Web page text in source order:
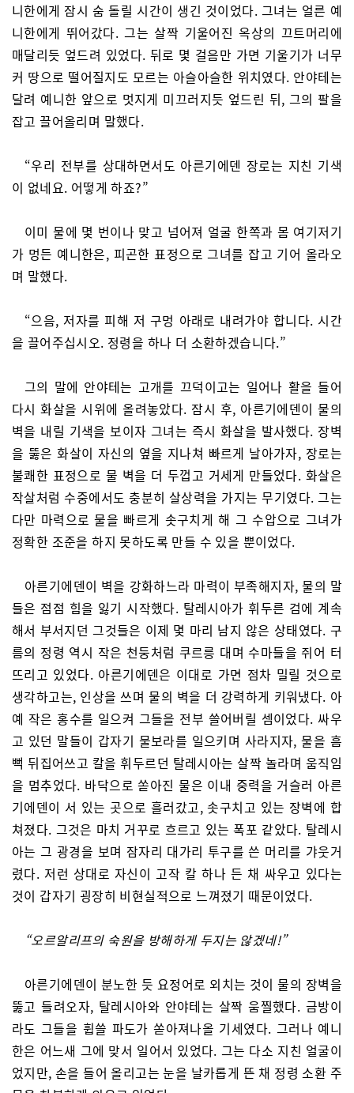
니한에게 잠시 숨 돌릴 시간이 생긴 것이었다. 그녀는 얼른 예
니한에게 뛰어갔다. 그는 살짝 기울어진 옥상의 끄트머리에
매달리듯 엎드려 있었다. 뒤로 몇 걸음만 가면 기울기가 너무
커 땅으로 떨어질지도 모르는 아슬아슬한 위치였다. 안야테는
달려 예니한 앞으로 멋지게 미끄러지듯 엎드린 뒤, 그의 팔을
잡고 끌어올리며 말했다.
“우리 전부를 상대하면서도 아른기에덴 장로는 지친 기색
이 없네요. 어떻게 하죠?”
이미 물에 몇 번이나 맞고 넘어져 얼굴 한쪽과 몸 여기저기
가 멍든 예니한은, 피곤한 표정으로 그녀를 잡고 기어 올라오
며 말했다.
“으음, 저자를 피해 저 구멍 아래로 내려가야 합니다. 시간
을 끌어주십시오. 정령을 하나 더 소환하겠습니다.”
그의 말에 안야테는 고개를 끄덕이고는 일어나 활을 들어
다시 화살을 시위에 올려놓았다. 잠시 후, 아른기에덴이 물의
벽을 내릴 기색을 보이자 그녀는 즉시 화살을 발사했다. 장벽
을 뚫은 화살이 자신의 옆을 지나쳐 빠르게 날아가자, 장로는
불쾌한 표정으로 물 벽을 더 두껍고 거세게 만들었다. 화살은
작살처럼 수중에서도 충분히 살상력을 가지는 무기였다. 그는
다만 마력으로 물을 빠르게 솟구치게 해 그 수압으로 그녀가
정확한 조준을 하지 못하도록 만들 수 있을 뿐이었다.
아른기에덴이 벽을 강화하느라 마력이 부족해지자, 물의 말
들은 점점 힘을 잃기 시작했다. 탈레시아가 휘두른 검에 계속
해서 부서지던 그것들은 이제 몇 마리 남지 않은 상태였다. 구
름의 정령 역시 작은 천둥처럼 쿠르릉 대며 수마들을 쥐어 터
뜨리고 있었다. 아른기에덴은 이대로 가면 점차 밀릴 것으로
생각하고는, 인상을 쓰며 물의 벽을 더 강력하게 키워냈다. 아
예 작은 홍수를 일으켜 그들을 전부 쓸어버릴 셈이었다. 싸우
고 있던 말들이 갑자기 물보라를 일으키며 사라지자, 물을 흠
뻑 뒤집어쓰고 칼을 휘두르던 탈레시아는 살짝 놀라며 움직임
을 멈추었다. 바닥으로 쏟아진 물은 이내 중력을 거슬러 아른
기에덴이 서 있는 곳으로 흘러갔고, 솟구치고 있는 장벽에 합
쳐졌다. 그것은 마치 거꾸로 흐르고 있는 폭포 같았다. 탈레시
아는 그 광경을 보며 잠자리 대가리 투구를 쓴 머리를 갸웃거
렸다. 저런 상대로 자신이 고작 칼 하나 든 채 싸우고 있다는
것이 갑자기 굉장히 비현실적으로 느껴졌기 때문이었다.
“오르알리프의 숙원을 방해하게 두지는 않겠네!”
아른기에덴이 분노한 듯 요정어로 외치는 것이 물의 장벽을
뚫고 들려오자, 탈레시아와 안야테는 살짝 움찔했다. 금방이
라도 그들을 휩쓸 파도가 쏟아져나올 기세였다. 그러나 예니
한은 어느새 그에 맞서 일어서 있었다. 그는 다소 지친 얼굴이
었지만, 손을 들어 올리고는 눈을 날카롭게 뜬 채 정령 소환 주